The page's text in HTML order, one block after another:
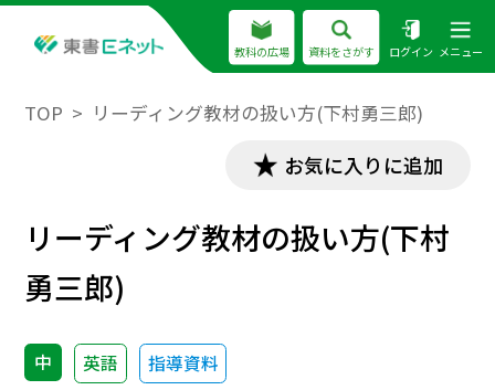
教科の広場 資料をさがす ログイン メニュー
TOP リーディング教材の扱い方(下村勇三郎)
お気に入りに追加
リーディング教材の扱い方(下村
勇三郎)
中 英語 指導資料